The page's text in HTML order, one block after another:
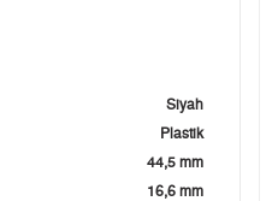
Siyah
Plastik
44,5 mm
16,6 mm